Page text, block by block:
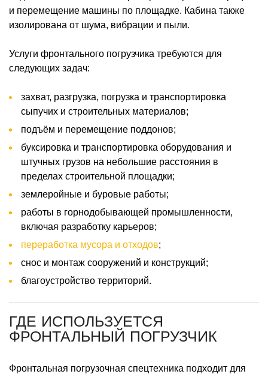
и перемещение машины по площадке. Кабина также
изолирована от шума, вибрации и пыли.
Услуги фронтального погрузчика требуются для
следующих задач:
захват, разгрузка, погрузка и транспортировка
сыпучих и строительных материалов;
подъём и перемещение поддонов;
буксировка и транспортировка оборудования и
штучных грузов на небольшие расстояния в
пределах строительной площадки;
землеройные и буровые работы;
работы в горнодобывающей промышленности,
включая разработку карьеров;
переработка мусора и отходов;
снос и монтаж сооружений и конструкций;
благоустройство территорий.
ГДЕ ИСПОЛЬЗУЕТСЯ
ФРОНТАЛЬНЫЙ ПОГРУЗЧИК
Фронтальная погрузочная спецтехника подходит для